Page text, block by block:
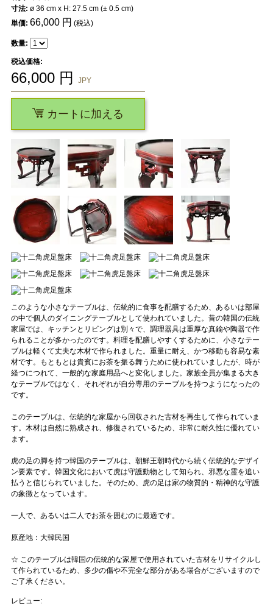
このような小さなテーブルは、伝統的に食事を配膳するため、あるいは部屋
の中で個人のダイニングテーブルとして使われていました。昔の韓国の伝統
家屋では、キッチンとリビングは別々で、調理器具は重厚な真鍮や陶器で作
られることが多かったのです。料理を配膳しやすくするために、小さなテー
ブルは軽くて丈夫な木材で作られました。重量に耐え、かつ移動も容易な素
材です。もともとは貴賓にお茶を振る舞うために使われていましたが、時が
経つにつれて、一般的な家庭用品へと変化しました。家族全員が集まる大き
なテーブルではなく、それぞれが自分専用のテーブルを持つようになったの
です。
このテーブルは、伝統的な家屋から回収された古材を再生して作られていま
す。木材は自然に熟成され、修復されているため、非常に耐久性に優れてい
ます。
虎の足の脚を持つ韓国のテーブルは、朝鮮王朝時代から続く伝統的なデザイ
ン要素です。韓国文化において虎は守護動物として知られ、邪悪な霊を追い
払うと信じられていました。そのため、虎の足は家の物質的・精神的な守護
の象徴となっています。
一人で、あるいは二人でお茶を囲むのに最適です。
原産地：大韓民国
☆ このテーブルは韓国の伝統的な家屋で使用されていた古材をリサイクルし
て作られているため、多少の傷や不完全な部分がある場合がございますので
ご了承ください。
レビュー:
寸法: ø 36 cm x H: 27.5 cm (± 0.5 cm)
単価: 66,000円 (税込)
数量:
税込価格:
66,000円 JPY
カートに加える